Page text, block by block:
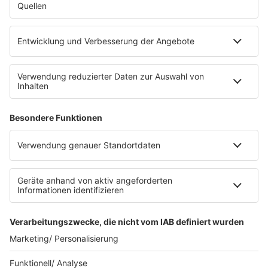
Die Uniklinik Tübingen hat ein neues Fahrradparkhaus
eröffnet. Direkt an der Medizinischen Klinik bietet es
E-Bikes über eine Photovoltaikanlage auf dem …
Impressum
Datenschutzerklärung
Datenschutzeinstellungen